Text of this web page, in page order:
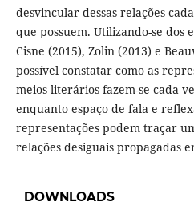
desvincular dessas relações
que possuem. Utilizando-se dos
Cisne (2015), Zolin (2013) e
possível constatar como as
meios literários fazem-se cada
enquanto espaço de fala e
representações podem traçar
relações desiguais propagadas
DOWNLOADS